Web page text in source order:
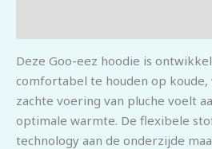
Deze Goo-eez hoodie is
comfortabel te houden op koude,
zachte voering van pluche voelt
optimale warmte. De flexibele
technology aan de onderzijde